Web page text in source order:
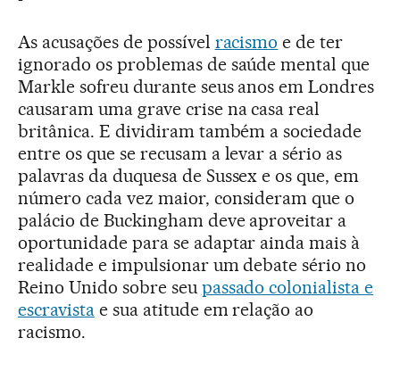
As acusações de possível racismo e de ter
ignorado os problemas de saúde mental que
Markle sofreu durante seus anos em Londres
causaram uma grave crise na casa real
britânica. E dividiram também a sociedade
entre os que se recusam a levar a sério as
palavras da duquesa de Sussex e os que, em
número cada vez maior, consideram que o
palácio de Buckingham deve aproveitar a
oportunidade para se adaptar ainda mais à
realidade e impulsionar um debate sério no
Reino Unido sobre seu passado colonialista e
escravistae sua atitude em relação ao
racismo.